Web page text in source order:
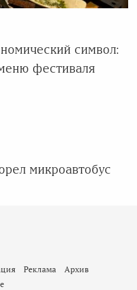
символ:
фестиваля
микроавтобус
Реклама
Архив